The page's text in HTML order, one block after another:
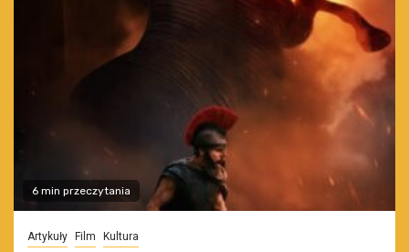
6 min przeczytania
Artykuły Film Kultura